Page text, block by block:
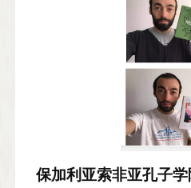
保加利亚索非亚孔子